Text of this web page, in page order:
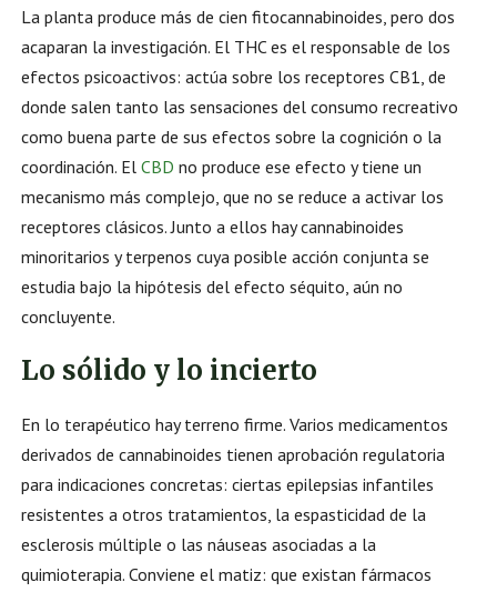
La planta produce más de cien fitocannabinoides, pero dos
acaparan la investigación. El THC es el responsable de los
efectos psicoactivos: actúa sobre los receptores CB1, de
donde salen tanto las sensaciones del consumo recreativo
como buena parte de sus efectos sobre la cognición o la
coordinación. ElCBD no produce ese efecto y tiene un
mecanismo más complejo, que no se reduce a activar los
receptores clásicos. Junto a ellos hay cannabinoides
minoritarios y terpenos cuya posible acción conjunta se
estudia bajo la hipótesis del efecto séquito, aún no
concluyente.
Lo sólido y lo incierto
En lo terapéutico hay terreno firme. Varios medicamentos
derivados de cannabinoides tienen aprobación regulatoria
para indicaciones concretas: ciertas epilepsias infantiles
resistentes a otros tratamientos, la espasticidad de la
esclerosis múltiple o las náuseas asociadas a la
quimioterapia. Conviene el matiz: que existan fármacos